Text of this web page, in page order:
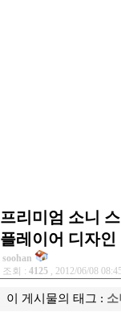
프리미엄 소니
플레이어 디자인
soohan
조회 : 4125 , 2012/06/08
이 게시물의 태그 : 소